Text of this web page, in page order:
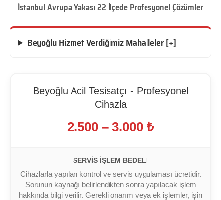
İstanbul Avrupa Yakası 22 İlçede Profesyonel Çözümler
Beyoğlu Hizmet Verdiğimiz Mahalleler [+]
Beyoğlu Acil Tesisatçı - Profesyonel
Cihazla
2.500 – 3.000 ₺
SERVIS İŞLEM BEDELI
Cihazlarla yapılan kontrol ve servis uygulaması ücretidir.
Sorunun kaynağı belirlendikten sonra yapılacak işlem
hakkında bilgi verilir. Gerekli onarım veya ek işlemler, işin